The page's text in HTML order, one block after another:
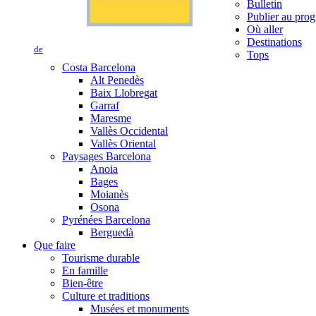
de
Bulletin
Publier au
Où aller
Destinations
Tops
Costa Barcelona
Alt Penedès
Baix Llobregat
Garraf
Maresme
Vallès Occidental
Vallès Oriental
Paysages Barcelona
Anoia
Bages
Moianès
Osona
Pyrénées Barcelona
Berguedà
Que faire
Tourisme durable
En famille
Bien-être
Culture et traditions
Musées et monuments